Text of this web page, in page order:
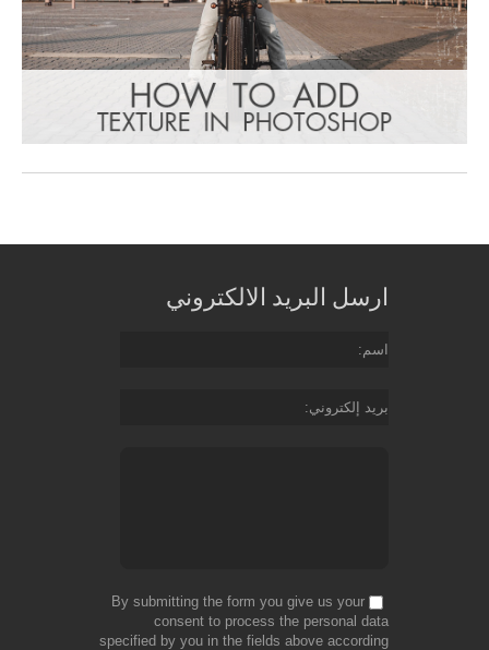
ارسل البريد الالكتروني
اسم
بريد إلكتروني
By submitting the form you give us your
consent to process the personal data
specified by you in the fields above according